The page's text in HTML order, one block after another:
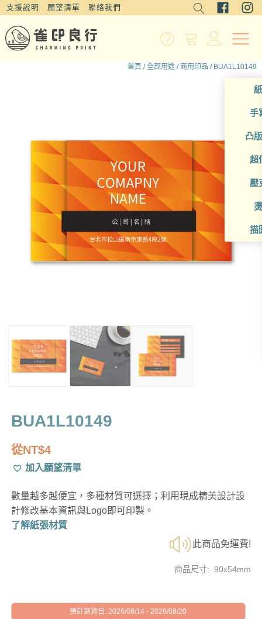
支援說明 願望清單 聯絡我們
手
凸
超
壓
描
首頁 /全部用途 / 商用印品 / BUA1L10149
BUA1L10149
從NT$4
加入願望清單
數量越多越便宜，多種材質可選擇；利用現成精美設計設
計修改基本資訊與Logo即可印製。
了解紙張材質
此商品免運費!
商品尺寸: 90x54mm
預計到貨日: 2026/08/14 - 2026/08/20